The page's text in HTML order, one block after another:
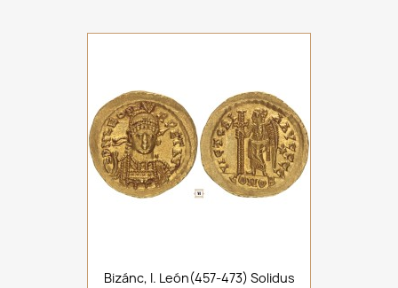
Bizánc, I. León(457-473) Solidus